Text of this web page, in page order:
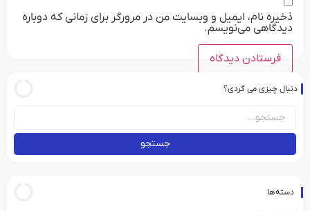
ذخیره نام، ایمیل و وبسایت من در مرورگر برای زمانی که دوباره
دیدگاهی می‌نویسم.
دنبال چیزی می گردی؟
جستجو
دسته‌ها